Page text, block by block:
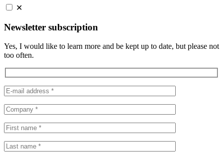
✕
Newsletter subscription
Yes, I would like to learn more and be kept up to date, but please not
too often.